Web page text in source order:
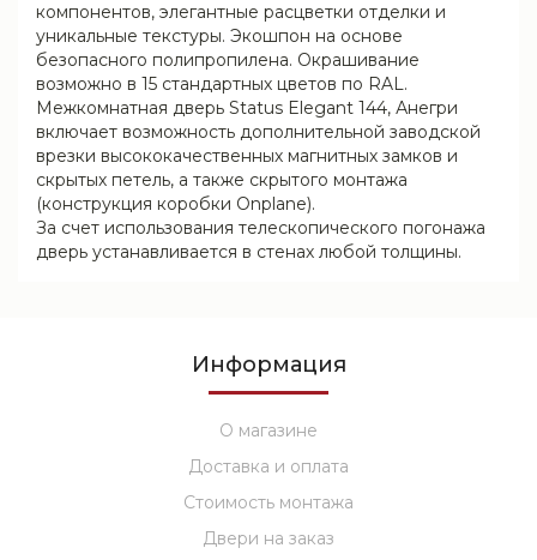
компонентов, элегантные расцветки отделки и
уникальные текстуры. Экошпон на основе
безопасного полипропилена. Окрашивание
возможно в 15 стандартных цветов по RAL.
Межкомнатная дверь Status Elegant 144, Анегри
включает возможность дополнительной заводской
врезки высококачественных магнитных замков и
скрытых петель, а также скрытого монтажа
(конструкция коробки Onplane).
За счет использования телескопического погонажа
дверь устанавливается в стенах любой толщины.
Информация
О магазине
Доставка и оплата
Стоимость монтажа
Двери на заказ